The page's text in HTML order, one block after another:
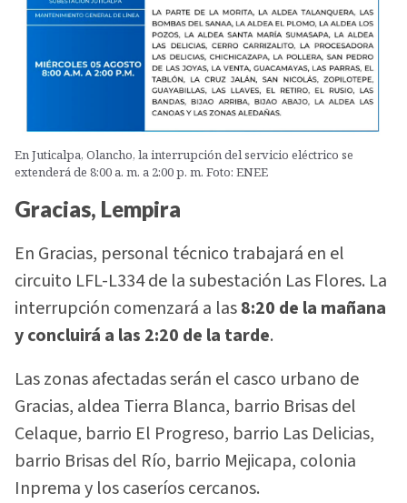
En Juticalpa, Olancho, la interrupción del servicio eléctrico se
extenderá de 8:00 a. m. a 2:00 p. m. Foto: ENEE
Gracias, Lempira
En Gracias, personal técnico trabajará en el
circuito LFL-L334 de la subestación Las Flores. La
interrupción comenzará a las8:20 de la mañana
y concluirá a las 2:20 de la tarde.
Las zonas afectadas serán el casco urbano de
Gracias, aldea Tierra Blanca, barrio Brisas del
Celaque, barrio El Progreso, barrio Las Delicias,
barrio Brisas del Río, barrio Mejicapa, colonia
Inprema y los caseríos cercanos.